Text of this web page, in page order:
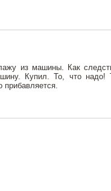
из машины. Как
Купил. То, что надо!